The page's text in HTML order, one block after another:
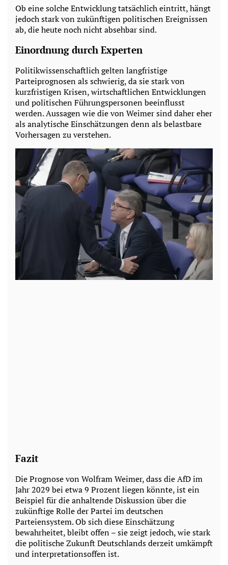
Ob eine solche Entwicklung tatsächlich eintritt, hängt
jedoch stark von zukünftigen politischen Ereignissen
ab, die heute noch nicht absehbar sind.
Einordnung durch Experten
Politikwissenschaftlich gelten langfristige
Parteiprognosen als schwierig, da sie stark von
kurzfristigen Krisen, wirtschaftlichen Entwicklungen
und politischen Führungspersonen beeinflusst
werden. Aussagen wie die von Weimer sind daher eher
als analytische Einschätzungen denn als belastbare
Vorhersagen zu verstehen.
Fazit
Die Prognose von Wolfram Weimer, dass die AfD im
Jahr 2029 bei etwa 9 Prozent liegen könnte, ist ein
Beispiel für die anhaltende Diskussion über die
zukünftige Rolle der Partei im deutschen
Parteiensystem. Ob sich diese Einschätzung
bewahrheitet, bleibt offen – sie zeigt jedoch, wie stark
die politische Zukunft Deutschlands derzeit umkämpft
und interpretationsoffen ist.